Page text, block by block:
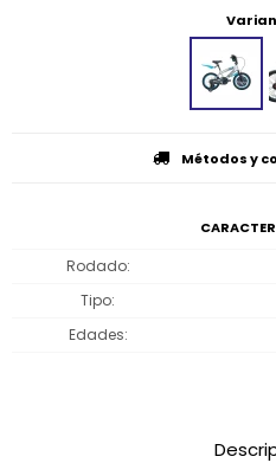
Métodos y
Rodado
Tipo
Edades